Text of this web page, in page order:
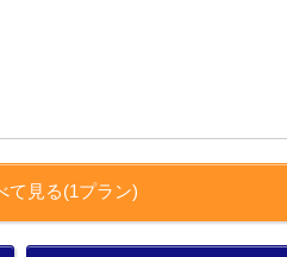
て見る(1プラン)